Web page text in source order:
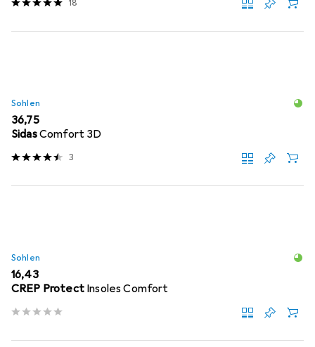
18
Sohlen
EUR
36,75
SidasComfort 3D
3
Sohlen
EUR
16,43
CREP Protect Insoles Comfort